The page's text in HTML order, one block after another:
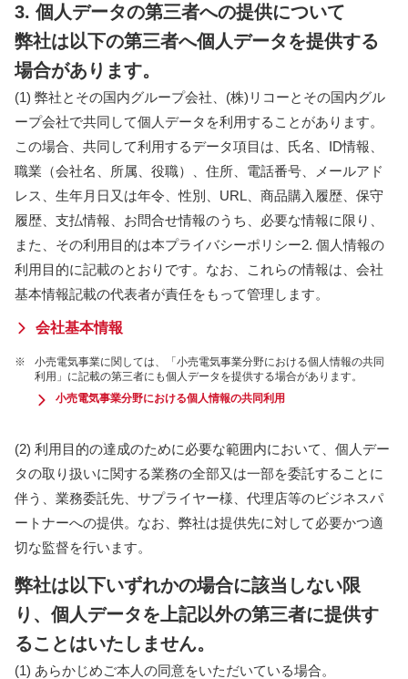
3. 個人データの第三者への提供について
弊社は以下の第三者へ個人データを提供する
場合があります。
(1) 弊社とその国内グループ会社、(株)リコーとその国内グル
ープ会社で共同して個人データを利用することがあります。
この場合、共同して利用するデータ項目は、氏名、ID情報、
職業（会社名、所属、役職）、住所、電話番号、メールアド
レス、生年月日又は年令、性別、URL、商品購入履歴、保守
履歴、支払情報、お問合せ情報のうち、必要な情報に限り、
また、その利用目的は本プライバシーポリシー2. 個人情報の
利用目的に記載のとおりです。なお、これらの情報は、会社
基本情報記載の代表者が責任をもって管理します。
会社基本情報
※
小売電気事業に関しては、「小売電気事業分野における個人情報の共同
利用」に記載の第三者にも個人データを提供する場合があります。
小売電気事業分野における個人情報の共同利用
(2) 利用目的の達成のために必要な範囲内において、個人デー
タの取り扱いに関する業務の全部又は一部を委託することに
伴う、業務委託先、サプライヤー様、代理店等のビジネスパ
ートナーへの提供。なお、弊社は提供先に対して必要かつ適
切な監督を行います。
弊社は以下いずれかの場合に該当しない限
り、個人データを上記以外の第三者に提供す
ることはいたしません。
(1) あらかじめご本人の同意をいただいている場合。